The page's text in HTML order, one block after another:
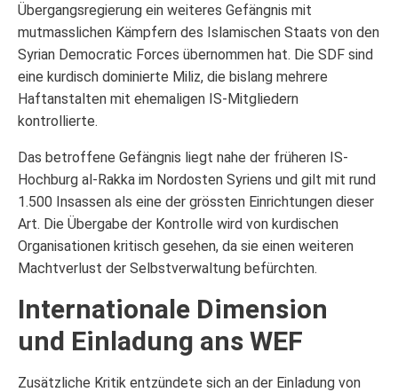
Übergangsregierung ein weiteres Gefängnis mit
mutmasslichen Kämpfern des Islamischen Staats von den
Syrian Democratic Forces übernommen hat. Die SDF sind
eine kurdisch dominierte Miliz, die bislang mehrere
Haftanstalten mit ehemaligen IS-Mitgliedern
kontrollierte.
Das betroffene Gefängnis liegt nahe der früheren IS-
Hochburg al-Rakka im Nordosten Syriens und gilt mit rund
1.500 Insassen als eine der grössten Einrichtungen dieser
Art. Die Übergabe der Kontrolle wird von kurdischen
Organisationen kritisch gesehen, da sie einen weiteren
Machtverlust der Selbstverwaltung befürchten.
Internationale Dimension
und Einladung ans WEF
Zusätzliche Kritik entzündete sich an der Einladung von